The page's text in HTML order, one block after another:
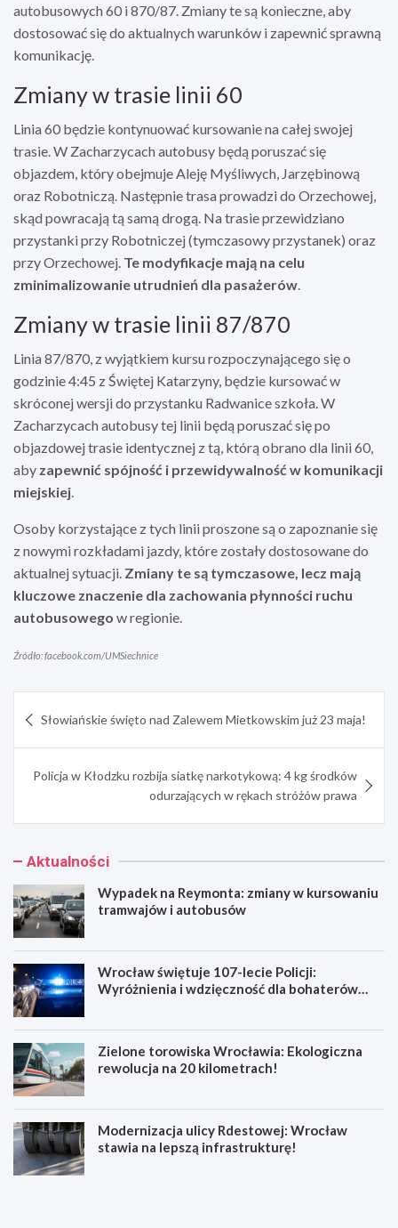
autobusowych 60 i 870/87. Zmiany te są konieczne, aby
dostosować się do aktualnych warunków i zapewnić sprawną
komunikację.
Zmiany w trasie linii 60
Linia 60 będzie kontynuować kursowanie na całej swojej
trasie. W Zacharzycach autobusy będą poruszać się
objazdem, który obejmuje Aleję Myśliwych, Jarzębinową
oraz Robotniczą. Następnie trasa prowadzi do Orzechowej,
skąd powracają tą samą drogą. Na trasie przewidziano
przystanki przy Robotniczej (tymczasowy przystanek) oraz
przy Orzechowej. Te modyfikacje mają na celu
zminimalizowanie utrudnień dla pasażerów.
Zmiany w trasie linii 87/870
Linia 87/870, z wyjątkiem kursu rozpoczynającego się o
godzinie 4:45 z Świętej Katarzyny, będzie kursować w
skróconej wersji do przystanku Radwanice szkoła. W
Zacharzycach autobusy tej linii będą poruszać się po
objazdowej trasie identycznej z tą, którą obrano dla linii 60,
aby zapewnić spójność i przewidywalność w komunikacji
miejskiej.
Osoby korzystające z tych linii proszone są o zapoznanie się
z nowymi rozkładami jazdy, które zostały dostosowane do
aktualnej sytuacji. Zmiany te są tymczasowe, lecz mają
kluczowe znaczenie dla zachowania płynności ruchu
autobusowego w regionie.
Źródło: facebook.com/UMSiechnice
wpisu
Słowiańskie święto nad Zalewem Mietkowskim już 23 maja!
Policja w Kłodzku rozbija siatkę narkotykową: 4 kg środków
odurzających w rękach stróżów prawa
Aktualności
Wypadek na Reymonta: zmiany w kursowaniu
tramwajów i autobusów
Wrocław świętuje 107-lecie Policji:
Wyróżnienia i wdzięczność dla bohaterów
Zielone torowiska Wrocławia: Ekologiczna
rewolucja na 20 kilometrach!
Modernizacja ulicy Rdestowej: Wrocław
stawia na lepszą infrastrukturę!
W
W